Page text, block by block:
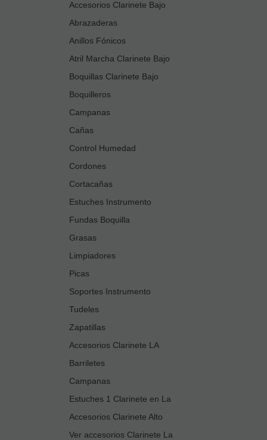
Accesorios Clarinete Bajo
Abrazaderas
Anillos Fónicos
Atril Marcha Clarinete Bajo
Boquillas Clarinete Bajo
Boquilleros
Campanas
Cañas
Control Humedad
Cordones
Cortacañas
Estuches Instrumento
Fundas Boquilla
Grasas
Limpiadores
Picas
Soportes Instrumento
Tudeles
Zapatillas
Accesorios Clarinete LA
Barriletes
Campanas
Estuches 1 Clarinete en La
Accesorios Clarinete Alto
Ver accesorios Clarinete La